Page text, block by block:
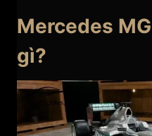
Mercedes
gì?